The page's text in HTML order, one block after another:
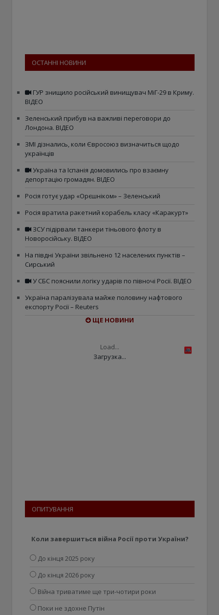
ОСТАННІ НОВИНИ
ГУР знищило російський винищувач МіГ-29 в Криму.
ВІДЕО
Зеленський прибув на важливі переговори до
Лондона. ВІДЕО
ЗМІ дізнались, коли Євросоюз визначиться щодо
українців
Україна та Іспанія домовились про взаємну
депортацію громадян. ВІДЕО
Росія готує удар «Орєшніком» – Зеленський
Росія вратила ракетний корабель класу «Каракурт»
ЗСУ підірвали танкери тіньового флоту в
Новоросійську. ВІДЕО
На півдні України звільнено 12 населених пунктів –
Сирський
У СБС пояснили логіку ударів по півночі Росії. ВІДЕО
Україна паралізувала майже половину нафтового
експорту Росії – Reuters
ЩЕ НОВИНИ
Load...
Загрузка...
ОПИТУВАННЯ
Коли завершиться війна Росії проти України?
До кінця 2025 року
До кінця 2026 року
Війна триватиме ще три-чотири роки
Поки не здохне Путін